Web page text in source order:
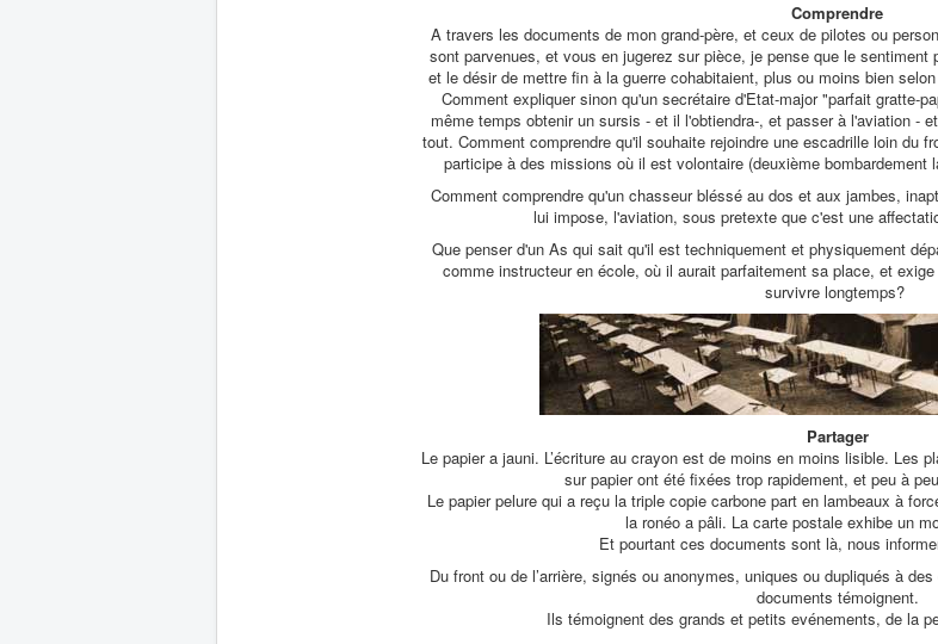
Comprendre
A travers les documents de mon grand-père, et ceux de pilotes ou
sont parvenues, et vous en jugerez sur pièce, je pense que le
et le désir de mettre fin à la guerre cohabitaient, plus ou moins bien
Comment expliquer sinon qu'un secrétaire d'Etat-major "parfait gratte-
même temps obtenir un sursis - et il l'obtiendra-, et passer à l'aviation -
tout. Comment comprendre qu'il souhaite rejoindre une escadrille loin du
participe à des missions où il est volontaire (deuxième
Comment comprendre qu'un chasseur bléssé au dos et aux jambes,
lui impose, l'aviation, sous pretexte que c'est une
Que penser d'un As qui sait qu'il est techniquement et physiquement
comme instructeur en école, où il aurait parfaitement sa place, et
survivre longtemps?
Partager
Le papier a jauni. L’écriture au crayon est de moins en moins lisible. Les
sur papier ont été fixées trop rapidement, et peu à
Le papier pelure qui a reçu la triple copie carbone part en lambeaux à
la ronéo a pâli. La carte postale exhibe un
Et pourtant ces documents sont là, nous
Du front ou de l’arrière, signés ou anonymes, uniques ou dupliqués à
documents témoignent.
Ils témoignent des grands et petits evénements, de la